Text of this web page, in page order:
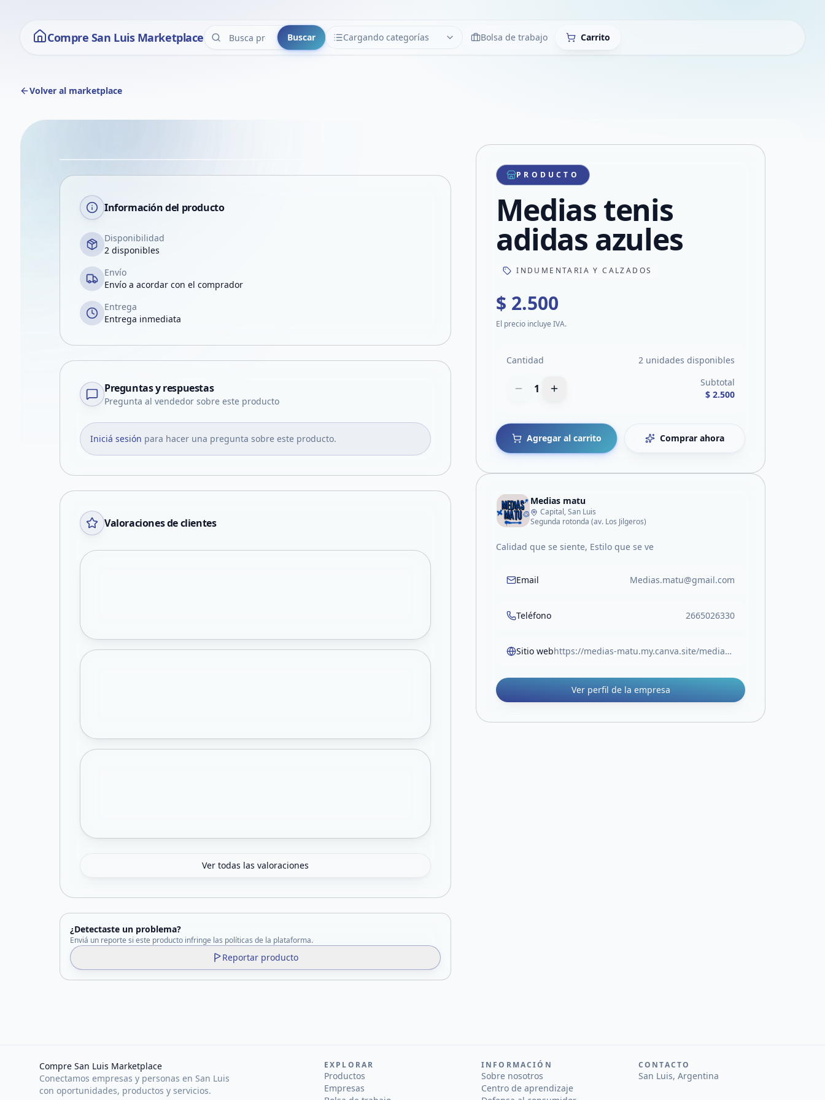
Compre San Luis Marketplace Buscar Cargando categorías
CATEGORÍAS LimpiarBolsa de trabajo Carrito
Volver al marketplace
VER EN PANTALLA COMPLETA
Compartir producto
Compartir por WhatsApp
Compartir por mail
Compartir en Facebook
Compartir en X
Información del producto
Disponibilidad
2 disponibles
Envío
Envío a acordar con el comprador
Entrega
Entrega inmediata
Preguntas y respuestas
Pregunta al vendedor sobre este producto
Iniciá sesión para hacer una pregunta sobre este producto.
Valoraciones de clientes
Ver todas las valoraciones
¿Detectaste un problema?
Enviá un reporte si este producto infringe las políticas de la plataforma.
Reportar producto
PRODUCTO
Medias tenis
adidas azules
INDUMENTARIA Y CALZADOS
$ 2.500
El precio incluye IVA.
Cantidad 2 unidades disponibles
1
Subtotal
$ 2.500
Agregar al carrito Comprar ahora
Medias matu
Capital, San Luis
Segunda rotonda (av. Los Jilgeros)
Calidad que se siente, Estilo que se ve
Email Medias.matu@gmail.com
Teléfono 2665026330
Sitio web https://medias-matu.my.canva.site/medias-matu
Ver perfil de la empresa
Compre San Luis Marketplace
Conectamos empresas y personas en San Luis
con oportunidades, productos y servicios.
EXPLORAR
Productos
Empresas
INFORMACIÓN
Sobre nosotros
Centro de aprendizaje
CONTACTO
San Luis, Argentina